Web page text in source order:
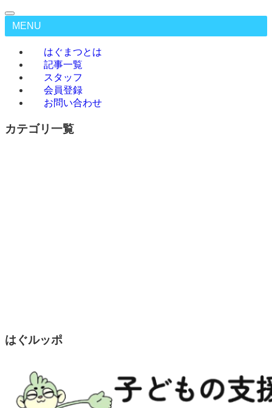
MENU
はぐまつとは
記事一覧
スタッフ
会員登録
お問い合わせ
カテゴリ一覧
はぐルッポ